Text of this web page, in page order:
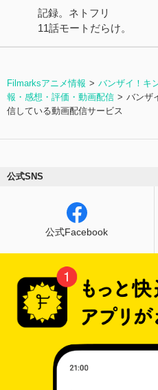
記録。ネトフリ
11話モートだらけ。
Filmarksアニメ情報
バンザイ！キ
報・感想・評価・動画配信
バンザ
信している動画配信サービス
公式SNS
公式Facebook